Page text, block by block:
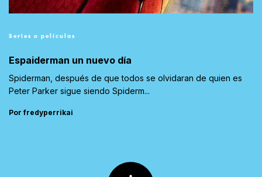
Series o películas
Espaiderman un nuevo día
Spiderman, después de que todos se olvidaran de quien es
Peter Parker sigue siendo Spiderm...
Por fredyperrikai